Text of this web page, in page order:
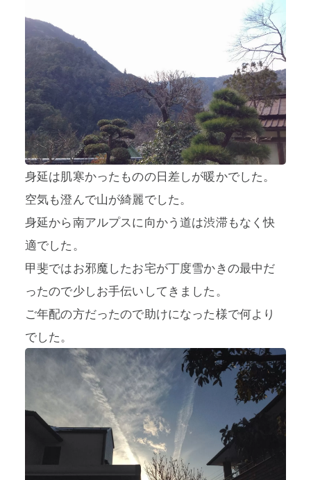
身延は肌寒かったものの日差しが暖かでした。
空気も澄んで山が綺麗でした。
身延から南アルプスに向かう道は渋滞もなく快
適でした。
甲斐ではお邪魔したお宅が丁度雪かきの最中だ
ったので少しお手伝いしてきました。
ご年配の方だったので助けになった様で何より
でした。